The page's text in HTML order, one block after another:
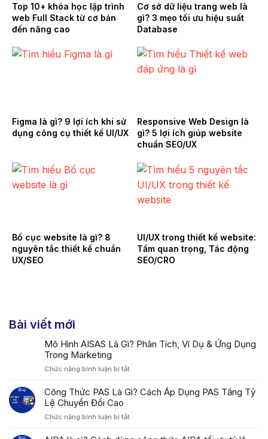
Top 10+ khóa học lập trình
web Full Stack từ cơ bản
đến nâng cao
Cơ sở dữ liệu trang web là
gì? 3 mẹo tối ưu hiệu suất
Database
Figma là gì? 9 lợi ích khi sử
dụng công cụ thiết kế UI/UX
Responsive Web Design là
gì? 5 lợi ích giúp website
chuẩn SEO/UX
Bố cục website là gì? 8
nguyên tắc thiết kế chuẩn
UX/SEO
UI/UX trong thiết kế website:
Tầm quan trọng, Tác động
SEO/CRO
Bài viết mới
Mô Hình AISAS Là Gì? Phân Tích, Ví Dụ & Ứng Dụng
Trong Marketing
Chức năng bình luận bị tắtở
Hình
Gì?
Công Thức PAS Là Gì? Cách Áp Dụng PAS Tăng Tỷ
Lệ Chuyển Đổi Cao
Chức năng bình luận bị tắtở
Thức